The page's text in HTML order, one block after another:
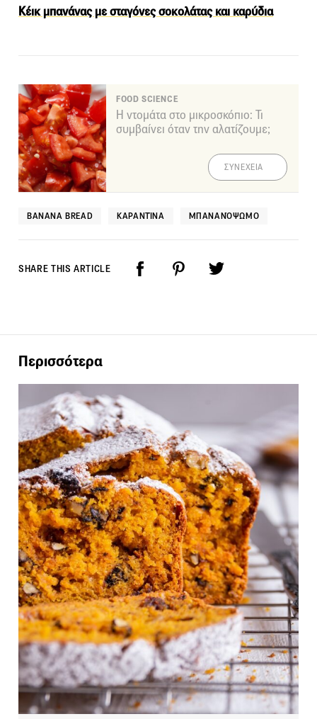
Κέικ μπανάνας με σταγόνες σοκολάτας και καρύδια
FOOD SCIENCE
Η ντομάτα στο μικροσκόπιο: Τι
συμβαίνει όταν την αλατίζουμε;
ΣΥΝΕΧΕΙΑ
BANANA BREAD ΚΑΡΑΝΤΊΝΑ ΜΠΑΝΑΝΌΨΩΜΟ
SHARE THIS ARTICLE
Περισσότερα